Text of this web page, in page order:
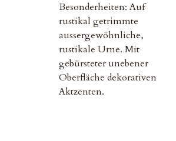
Besonderheiten: Auf
rustikal getrimmte
aussergewöhnliche,
rustikale Urne. Mit
gebürsteter unebener
Oberfläche dekorativen
Aktzenten.